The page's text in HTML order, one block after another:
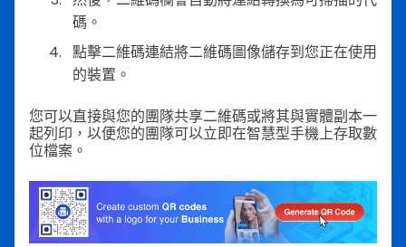
碼。
點擊二維碼連結將二維碼圖像儲存到您正在使用
的裝置。
您可以直接與您的團隊共享二維碼或將其與實體副本一
起列印，以便您的團隊可以立即在智慧型手機上存取數
位檔案。